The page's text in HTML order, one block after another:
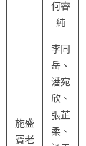
何睿
純
施盛
寶老
李同
岳、
潘宛
欣、
張芷
柔、